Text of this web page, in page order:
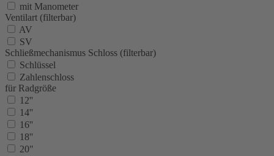
mit Manometer
Ventilart (filterbar)
AV
SV
Schließmechanismus Schloss (filterbar)
Schlüssel
Zahlenschloss
für Radgröße
12''
14''
16''
18''
20"